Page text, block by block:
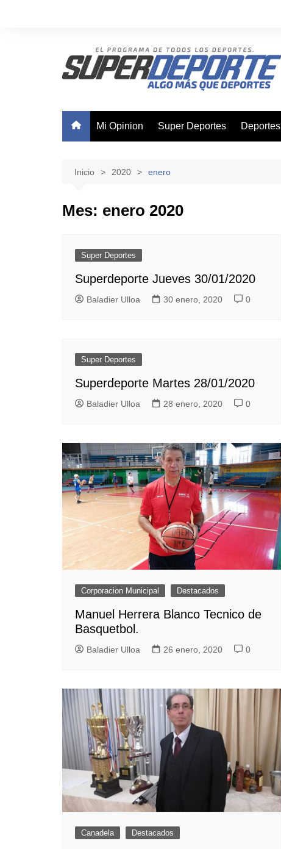
Mi Opinion Super Deportes Deportes
Inicio 2020 enero
Mes: enero 2020
Super Deportes
Superdeporte Jueves 30/01/2020
Baladier Ulloa 30 enero, 2020 0
Super Deportes
Superdeporte Martes 28/01/2020
Baladier Ulloa 28 enero, 2020 0
Corporacion Municipal Destacados
Manuel Herrera Blanco Tecnico de
Basquetbol.
Baladier Ulloa 26 enero, 2020 0
Canadela Destacados